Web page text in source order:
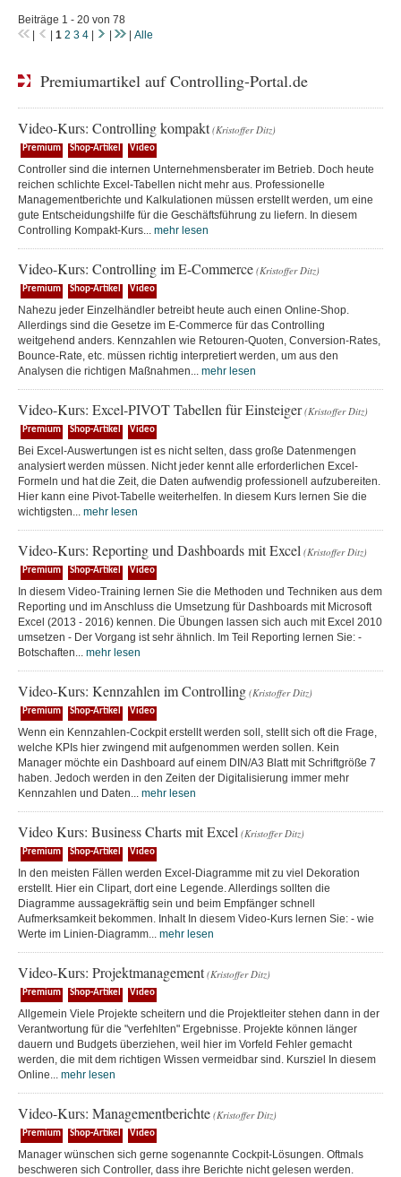
Beiträge 1 - 20 von 78
1 2 3 4 Alle
Premiumartikel auf Controlling-Portal.de
Video-Kurs: Controlling kompakt (Kristoffer Ditz)
Premium Shop-Artikel Video
Controller sind die internen Unternehmensberater im Betrieb. Doch heute
reichen schlichte Excel-Tabellen nicht mehr aus. Professionelle
Managementberichte und Kalkulationen müssen erstellt werden, um eine
gute Entscheidungshilfe für die Geschäftsführung zu liefern. In diesem
Controlling Kompakt-Kurs... mehr lesen
Video-Kurs: Controlling im E-Commerce (Kristoffer Ditz)
Premium Shop-Artikel Video
Nahezu jeder Einzelhändler betreibt heute auch einen Online-Shop.
Allerdings sind die Gesetze im E-Commerce für das Controlling
weitgehend anders. Kennzahlen wie Retouren-Quoten, Conversion-Rates,
Bounce-Rate, etc. müssen richtig interpretiert werden, um aus den
Analysen die richtigen Maßnahmen... mehr lesen
Video-Kurs: Excel-PIVOT Tabellen für Einsteiger (Kristoffer Ditz)
Premium Shop-Artikel Video
Bei Excel-Auswertungen ist es nicht selten, dass große Datenmengen
analysiert werden müssen. Nicht jeder kennt alle erforderlichen Excel-
Formeln und hat die Zeit, die Daten aufwendig professionell aufzubereiten.
Hier kann eine Pivot-Tabelle weiterhelfen. In diesem Kurs lernen Sie die
wichtigsten... mehr lesen
Video-Kurs: Reporting und Dashboards mit Excel (Kristoffer Ditz)
Premium Shop-Artikel Video
In diesem Video-Training lernen Sie die Methoden und Techniken aus dem
Reporting und im Anschluss die Umsetzung für Dashboards mit Microsoft
Excel (2013 - 2016) kennen. Die Übungen lassen sich auch mit Excel 2010
umsetzen - Der Vorgang ist sehr ähnlich. Im Teil Reporting lernen Sie: -
Botschaften... mehr lesen
Video-Kurs: Kennzahlen im Controlling (Kristoffer Ditz)
Premium Shop-Artikel Video
Wenn ein Kennzahlen-Cockpit erstellt werden soll, stellt sich oft die Frage,
welche KPIs hier zwingend mit aufgenommen werden sollen. Kein
Manager möchte ein Dashboard auf einem DIN/A3 Blatt mit Schriftgröße 7
haben. Jedoch werden in den Zeiten der Digitalisierung immer mehr
Kennzahlen und Daten... mehr lesen
Video Kurs: Business Charts mit Excel (Kristoffer Ditz)
Premium Shop-Artikel Video
In den meisten Fällen werden Excel-Diagramme mit zu viel Dekoration
erstellt. Hier ein Clipart, dort eine Legende. Allerdings sollten die
Diagramme aussagekräftig sein und beim Empfänger schnell
Aufmerksamkeit bekommen. Inhalt In diesem Video-Kurs lernen Sie: - wie
Werte im Linien-Diagramm... mehr lesen
Video-Kurs: Projektmanagement (Kristoffer Ditz)
Premium Shop-Artikel Video
Allgemein Viele Projekte scheitern und die Projektleiter stehen dann in der
Verantwortung für die "verfehlten" Ergebnisse. Projekte können länger
dauern und Budgets überziehen, weil hier im Vorfeld Fehler gemacht
werden, die mit dem richtigen Wissen vermeidbar sind. Kursziel In diesem
Online... mehr lesen
Video-Kurs: Managementberichte (Kristoffer Ditz)
Premium Shop-Artikel Video
Manager wünschen sich gerne sogenannte Cockpit-Lösungen. Oftmals
beschweren sich Controller, dass ihre Berichte nicht gelesen werden.